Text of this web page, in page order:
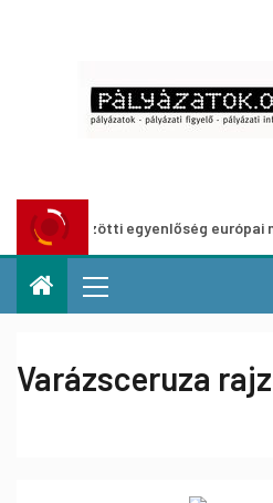
közötti egyenlőség európai
Varázsceruza